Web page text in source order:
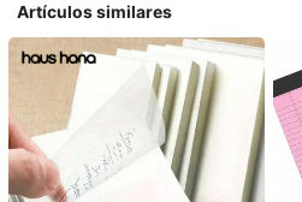
Artículos similares